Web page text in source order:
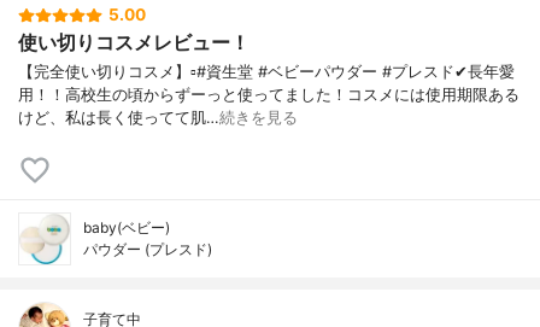
5.00
使い切りコスメレビュー！
【完全使い切りコスメ】▫️#資生堂 #ベビーパウダー #プレスド✔長年愛
用！！高校生の頃からずーっと使ってました！コスメには使用期限ある
けど、私は長く使ってて肌…続きを見る
baby(ベビー)
パウダー (プレスド)
子育て中